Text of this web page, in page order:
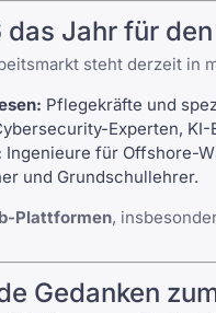
Jahr für
steht derzeit in
Pflegekräfte und
Experten,
Ingenieure für Offshore-
und Grundschullehrer.
Plattformen,
Gedanken